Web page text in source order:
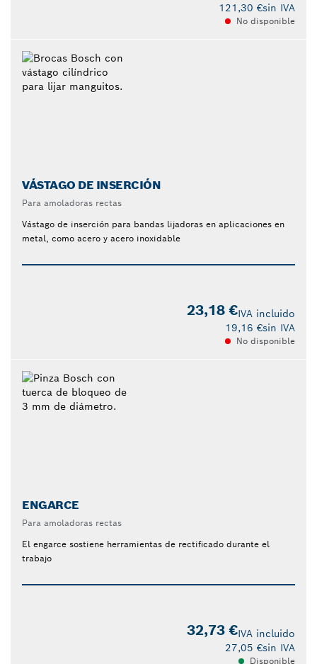
121,30 €sin IVA
No disponible
VÁSTAGO DE INSERCIÓN
Para amoladoras rectas
Vástago de inserción para bandas lijadoras en aplicaciones en
metal, como acero y acero inoxidable
23,18 €IVA incluido
19,16 €sin IVA
No disponible
ENGARCE
Para amoladoras rectas
El engarce sostiene herramientas de rectificado durante el
trabajo
32,73 €IVA incluido
27,05 €sin IVA
Disponible